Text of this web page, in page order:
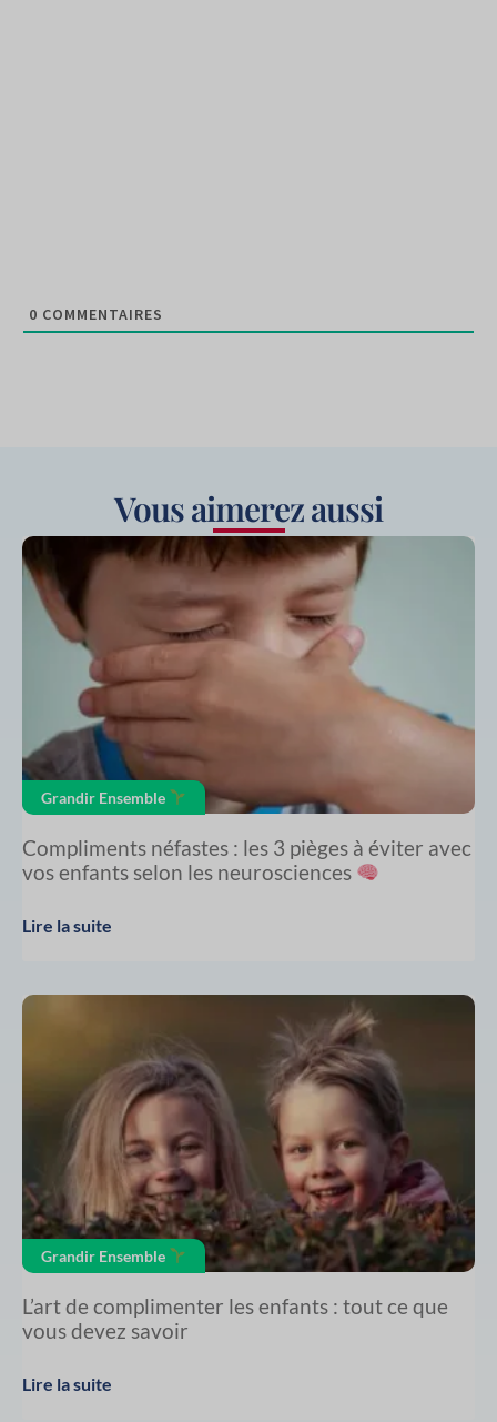
0 COMMENTAIRES
Vous aimerez aussi
Grandir Ensemble
Compliments néfastes : les 3 pièges à éviter avec
vos enfants selon les neurosciences
Lire la suite
Grandir Ensemble
L’art de complimenter les enfants : tout ce que
vous devez savoir
Lire la suite